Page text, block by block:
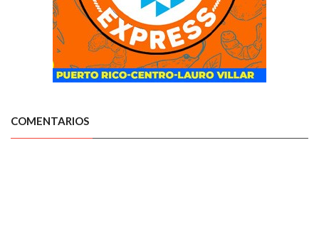
COMENTARIOS